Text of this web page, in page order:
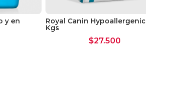
y en Royal Canin Hypoallergenic 2
Kgs
$27.500